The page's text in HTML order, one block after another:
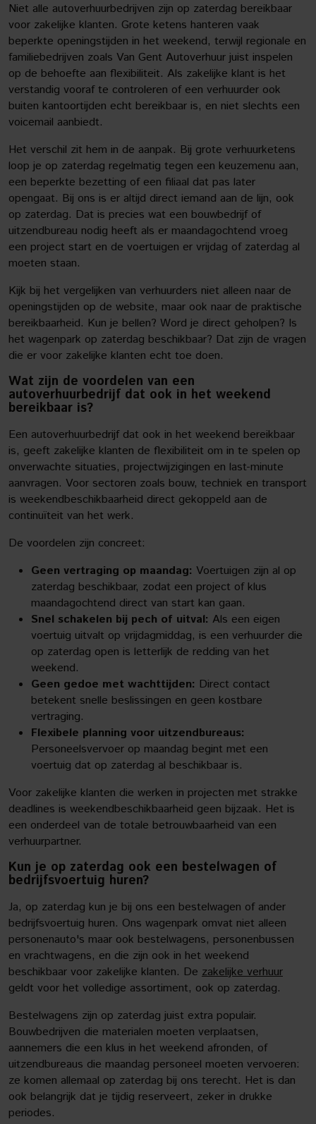
Niet alle autoverhuurbedrijven zijn op zaterdag bereikbaar
voor zakelijke klanten. Grote ketens hanteren vaak
beperkte openingstijden in het weekend, terwijl regionale en
familiebedrijven zoals Van Gent Autoverhuur juist inspelen
op de behoefte aan flexibiliteit. Als zakelijke klant is het
verstandig vooraf te controleren of een verhuurder ook
buiten kantoortijden echt bereikbaar is, en niet slechts een
voicemail aanbiedt.
Het verschil zit hem in de aanpak. Bij grote verhuurketens
loop je op zaterdag regelmatig tegen een keuzemenu aan,
een beperkte bezetting of een filiaal dat pas later
opengaat. Bij ons is er altijd direct iemand aan de lijn, ook
op zaterdag. Dat is precies wat een bouwbedrijf of
uitzendbureau nodig heeft als er maandagochtend vroeg
een project start en de voertuigen er vrijdag of zaterdag al
moeten staan.
Kijk bij het vergelijken van verhuurders niet alleen naar de
openingstijden op de website, maar ook naar de praktische
bereikbaarheid. Kun je bellen? Word je direct geholpen? Is
het wagenpark op zaterdag beschikbaar? Dat zijn de vragen
die er voor zakelijke klanten echt toe doen.
Wat zijn de voordelen van een
autoverhuurbedrijf dat ook in het weekend
bereikbaar is?
Een autoverhuurbedrijf dat ook in het weekend bereikbaar
is, geeft zakelijke klanten de flexibiliteit om in te spelen op
onverwachte situaties, projectwijzigingen en last-minute
aanvragen. Voor sectoren zoals bouw, techniek en transport
is weekendbeschikbaarheid direct gekoppeld aan de
continuïteit van het werk.
De voordelen zijn concreet:
Geen vertraging op maandag: Voertuigen zijn al op
zaterdag beschikbaar, zodat een project of klus
maandagochtend direct van start kan gaan.
Snel schakelen bij pech of uitval: Als een eigen
voertuig uitvalt op vrijdagmiddag, is een verhuurder die
op zaterdag open is letterlijk de redding van het
weekend.
Geen gedoe met wachttijden: Direct contact
betekent snelle beslissingen en geen kostbare
vertraging.
Flexibele planning voor uitzendbureaus:
Personeelsvervoer op maandag begint met een
voertuig dat op zaterdag al beschikbaar is.
Voor zakelijke klanten die werken in projecten met strakke
deadlines is weekendbeschikbaarheid geen bijzaak. Het is
een onderdeel van de totale betrouwbaarheid van een
verhuurpartner.
Kun je op zaterdag ook een bestelwagen of
bedrijfsvoertuig huren?
Ja, op zaterdag kun je bij ons een bestelwagen of ander
bedrijfsvoertuig huren. Ons wagenpark omvat niet alleen
personenauto's maar ook bestelwagens, personenbussen
en vrachtwagens, en die zijn ook in het weekend
beschikbaar voor zakelijke klanten. De zakelijke verhuur
geldt voor het volledige assortiment, ook op zaterdag.
Bestelwagens zijn op zaterdag juist extra populair.
Bouwbedrijven die materialen moeten verplaatsen,
aannemers die een klus in het weekend afronden, of
uitzendbureaus die maandag personeel moeten vervoeren:
ze komen allemaal op zaterdag bij ons terecht. Het is dan
ook belangrijk dat je tijdig reserveert, zeker in drukke
periodes.